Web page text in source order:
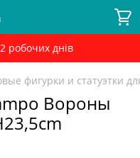
робочих днів
фигурки и статуэтки
Вороны